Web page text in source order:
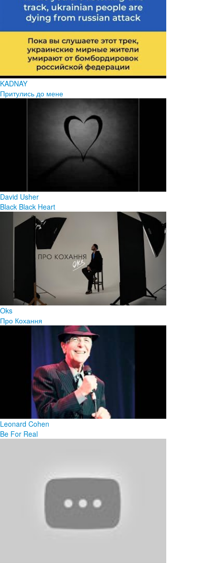
KADNAY
Притулись до мене
David Usher
Black Black Heart
Oks
Про Кохання
Leonard Cohen
Be For Real